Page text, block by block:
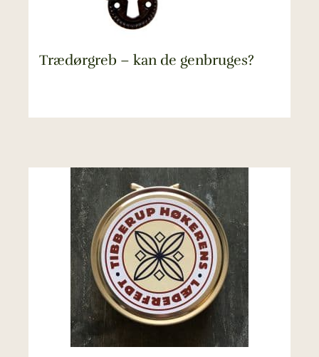
Trædørgreb – kan de genbruges?